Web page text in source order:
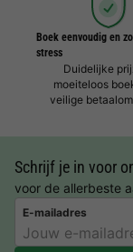
Boek eenvoudig en
stress
Duidelijke
moeiteloos
veilige
Schrijf je in voor
voor de allerbeste
E-mailadres